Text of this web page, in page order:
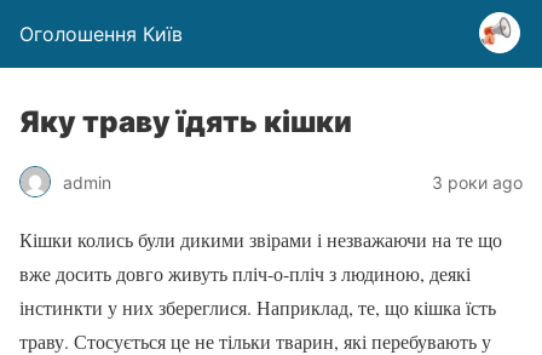
Оголошення Київ
Яку траву їдять кішки
admin 3 роки ago
Кішки колись були дикими звірами і незважаючи на те що
вже досить довго живуть пліч-о-пліч з людиною, деякі
інстинкти у них збереглися. Наприклад, те, що кішка їсть
траву. Стосується це не тільки тварин, які перебувають у